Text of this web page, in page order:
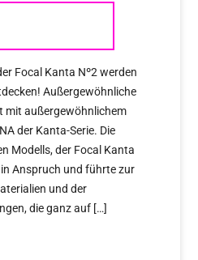
Focal Kanta Nº2 werden
Außergewöhnliche
mit außergewöhnlichem
der Kanta-Serie. Die
Modells, der Focal Kanta
Anspruch und führte zur
und der
die ganz auf […]